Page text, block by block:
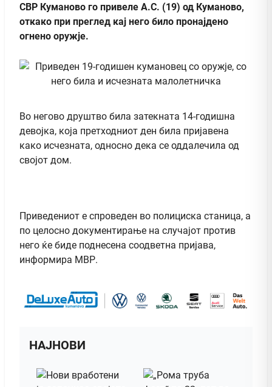
СВР Куманово го привеле А.С. (19) од Куманово,
откако при преглед кај него било пронајдено
огнено оружје.
Во негово друштво била затекната 14-годишна
девојка, која претходниот ден била пријавена
како исчезната, односно дека се оддалечила од
својот дом.
Приведениот е спроведен во полициска станица, а
по целосно документирање на случајот против
него ќе биде поднесена соодветна пријава,
информира МВР.
НАЈНОВИ